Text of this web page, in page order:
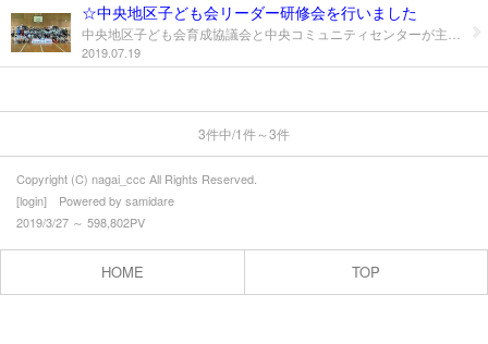
☆地域振興
├ ふらり学講座
├ あやめプロジェクト
├ 生活情報まっぷ
☆健康安全
├ いきいき健康教室
├ 暮らしの安全安心事業
☆中央地区子ども会リーダー研修会を行いました
2019.07.19
3件中/1件～3件
Copyright (C) nagai_ccc All Rights Reserved.
[login] Powered by samidare
2019/3/27 ～ 598,802PV
HOME TOP